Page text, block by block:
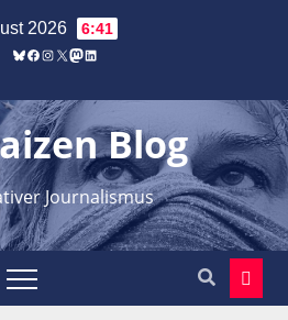
2026 6:41
Bluesky
Facebook
Instagram
X Mastodon
LinkedIn
Blog
Journalismus